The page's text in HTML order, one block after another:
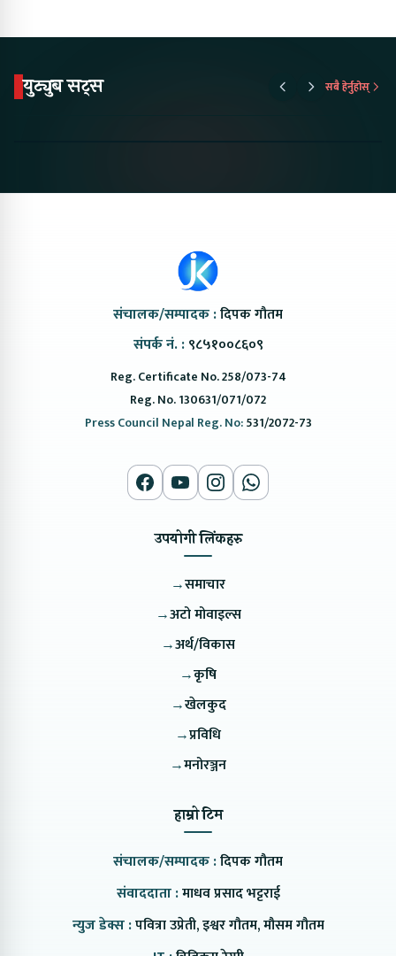
युट्युब सट्स सबै हेर्नुहोस्
संचालक/सम्पादक :दिपक गौतम
संपर्क नं. : ९८५१००८६०९
Reg. Certificate No. 258/073-74
Reg. No. 130631/071/072
Press Council Nepal Reg. No:531/2072-73
उपयोगी लिंकहरु
→समाचार
→अटो मोवाइल्स
→अर्थ/विकास
→कृषि
→खेलकुद
→प्रविधि
→मनोरञ्जन
हाम्रो टिम
संचालक/सम्पादक :दिपक गौतम
संवाददाता :माधव प्रसाद भट्टराई
न्युज डेक्स :पवित्रा उप्रेती, इश्वर गौतम, मौसम गौतम